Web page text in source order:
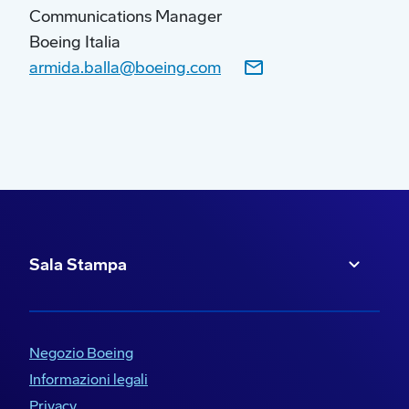
di condizioni meteorologiche, del traffico aereo
e di eventuali chiusure di spazi aerei. L’aereo
volerà con la più alta miscela disponibile di
carburante aviazione sostenibile per aviazione
Communications Manager
Boeing Italia
armida.balla@boeing.com
Sala Stampa
Negozio Boeing
Informazioni legali